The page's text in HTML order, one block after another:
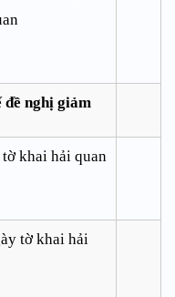
đề nghị giảm
tờ khai hải quan
tờ khai hải